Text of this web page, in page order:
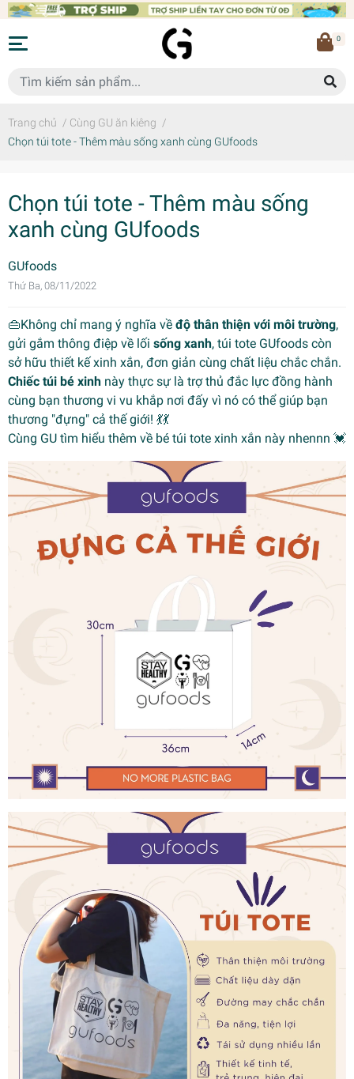
0
Trang chủ / Cùng GU ăn kiêng /
Chọn túi tote - Thêm màu sống xanh cùng GUfoods
Chọn túi tote - Thêm màu sống
xanh cùng GUfoods
GUfoods
Thứ Ba, 08/11/2022
👜Không chỉ mang ý nghĩa về độ thân thiện với môi trường,
gửi gắm thông điệp về lối sống xanh, túi tote GUfoods còn
sở hữu thiết kế xinh xắn, đơn giản cùng chất liệu chắc chắn.
Chiếc túi bé xinh này thực sự là trợ thủ đắc lực đồng hành
cùng bạn thương vi vu khắp nơi đấy vì nó có thể giúp bạn
thương "đựng" cả thế giới! 💃💃
Cùng GU tìm hiểu thêm về bé túi tote xinh xắn này nhennn 💓